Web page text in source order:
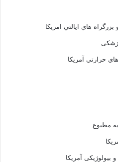
هاي ايالتي امريکا
حرارتي آمريکا
مطبوع
بیولوژیکی آمریکا